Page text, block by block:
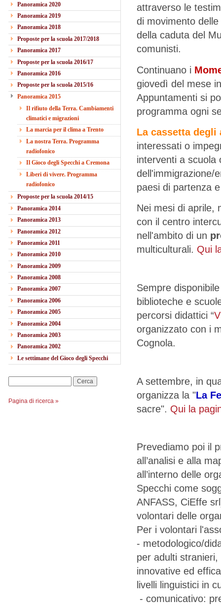
Panoramica 2020
Panoramica 2019
Panoramica 2018
Proposte per la scuola 2017/2018
Panoramica 2017
Proposte per la scuola 2016/17
Panoramica 2016
Proposte per la scuola 2015/16
Panoramica 2015
Il rifiuto della Terra. Cambiamenti
climatici e migrazioni
La marcia per il clima a Trento
La nostra Terra. Programma
radiofonico
Il Gioco degli Specchi a Cremona
Liberi di vivere. Programma
radiofonico
Proposte per la scuola 2014/15
Panoramica 2014
Panoramica 2013
Panoramica 2012
Panoramica 2011
Panoramica 2010
Panoramica 2009
Panoramica 2008
Panoramica 2007
Panoramica 2006
Panoramica 2005
Panoramica 2004
Panoramica 2003
Panoramica 2002
Le settimane del Gioco degli Specchi
Pagina di ricerca »
attraverso le
di movimento
della caduta del
comunisti.
Continuano i
giovedì del mese
Appuntamenti si
programma ogni
La cassetta
interessati o
interventi a scuola
dell'immigrazione/
paesi di partenza
Nei mesi di aprile,
con il centro
nell'ambito di un
multiculturali. Qui
Sempre
biblioteche e
percorsi didattici “
organizzato con i
Cognola.
A settembre, in
organizza la "La
sacre". Qui la
Prevediamo poi il
all’analisi e alla
all’interno delle
Specchi come
ANFASS, CiEffe
volontari delle
Per i volontari
- metodologico/
per adulti
innovative ed
livelli linguistici in
- comunicativo: